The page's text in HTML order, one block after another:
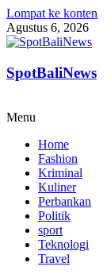
Lompat ke konten
Agustus 6, 2026
SpotBaliNews
Menu
Home
Fashion
Kriminal
Kuliner
Perbankan
Politik
sport
Teknologi
Travel